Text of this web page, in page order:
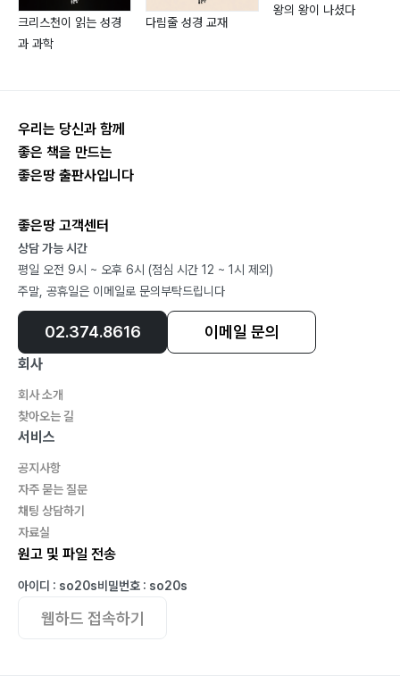
고, 점점 더 많은 사람들이 그의 책을 알게됨에 따라 매일
성장하고 있습니다. Risale-i Nur 서적은 미국, 프랑스 및
에 걸쳐 과학, 철학, 종교 등 모든 학문 분야의 전문 학자
들에 의해 입증되었습니다.전 세계적인 Risale-i Nur 움
1960년 3월 23일, Bediuzzaman Said Nursi가 사망
했을 당시에 법원에서 평가한 그의 개인 재산 전체는 평소
그가 말하던 대로 바구니 한 통뿐이었습니다. 그는 줄곧
“나의 전 재산은 바구니 한 통뿐이어야 한다”고 말하곤 했
습니다.
크리스천이 읽는 성경
과 과학
다림줄 성경 교재
왕의 왕이 나셨다
우리는 당신과 함께
좋은 책을 만드는
좋은땅 출판사입니다
좋은땅 고객센터
상담 가능 시간
평일 오전 9시 ~ 오후 6시 (점심 시간 12 ~ 1시 제외)
주말, 공휴일은 이메일로 문의부탁드립니다
02.374.8616 이메일 문의
회사
회사 소개
찾아오는 길
서비스
공지사항
자주 묻는 질문
채팅 상담하기
자료실
원고 및 파일 전송
아이디 : so20s비밀번호 : so20s
웹하드 접속하기